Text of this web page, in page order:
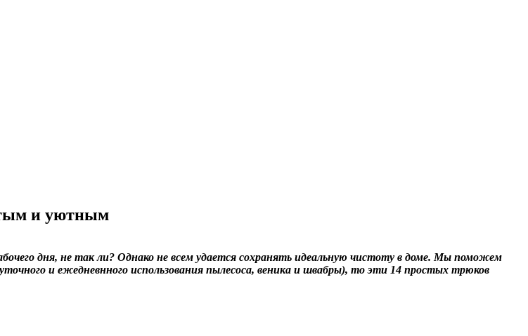
и уютным
дня, не так ли? Однако не всем удается сохранять идеальную чистоту в доме. Мы поможем
и ежедневнного использования пылесоса, веника и швабры), то эти 14 простых трюков